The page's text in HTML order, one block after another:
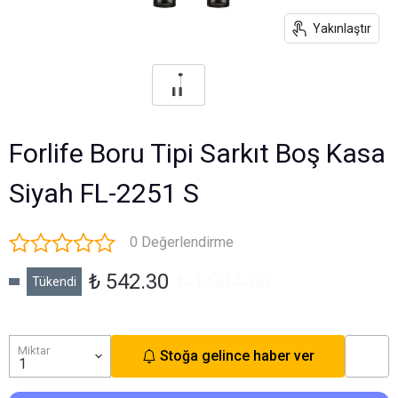
Yakınlaştır
Forlife Boru Tipi Sarkıt Boş Kasa
Siyah FL-2251 S
0 Değerlendirme
Tükendi ₺ 542.30
Miktar Stoğa gelince haber ver